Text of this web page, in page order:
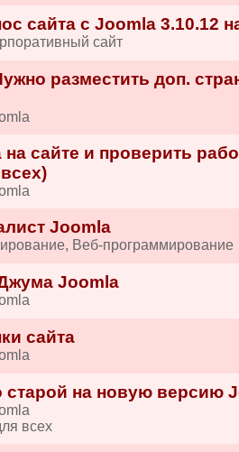
сайта с Joomla 3.10.12
сайт
разместить доп.
сайте и проверить
Joomla
Веб-программирование
Joomla
сайта
старой на новую версию
всех